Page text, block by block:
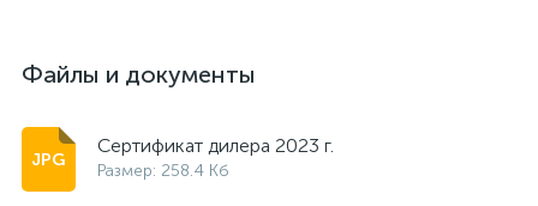
Файлы и документы
Сертификат дилера 2023 г.
Размер: 258.4 Кб